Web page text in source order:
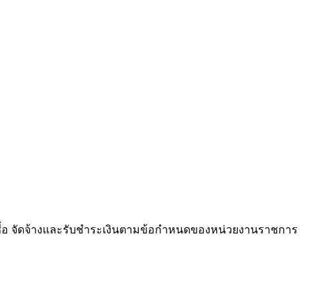
จัดจ้างและรับชำระเงินตามข้อกำหนดของหน่วยงานราชการ